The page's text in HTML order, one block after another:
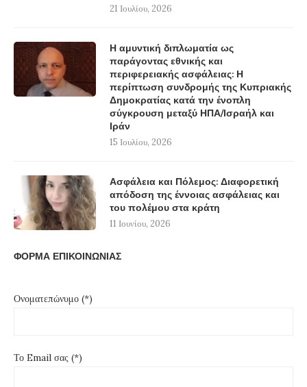
21 Ιουλίου, 2026
Η αμυντική διπλωματία ως
παράγοντας εθνικής και
περιφερειακής ασφάλειας: Η
περίπτωση συνδρομής της Κυπριακής
Δημοκρατίας κατά την ένοπλη
σύγκρουση μεταξύ ΗΠΑ/Ισραήλ και
Ιράν
15 Ιουλίου, 2026
Ασφάλεια και Πόλεμος: Διαφορετική
απόδοση της έννοιας ασφάλειας και
του πολέμου στα κράτη
11 Ιουνίου, 2026
ΦΟΡΜΑ ΕΠΙΚΟΙΝΩΝΙΑΣ
Ονοματεπώνυμο (*)
Το Email σας (*)